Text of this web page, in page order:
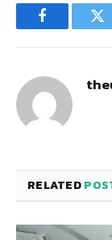
Facebook
RELATED